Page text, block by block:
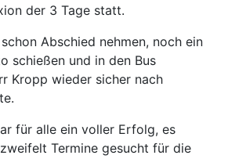
der 3 Tage statt.
Abschied nehmen, noch ein
schießen und in den Bus
Kropp wieder sicher nach
für alle ein voller Erfolg, es
Termine gesucht für die